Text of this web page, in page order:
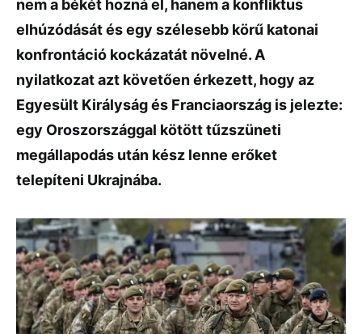
nem a békét hozná el, hanem a konfliktus
elhúzódását és egy szélesebb körű katonai
konfrontáció kockázatát növelné. A
nyilatkozat azt követően érkezett, hogy az
Egyesült Királyságés Franciaország is jelezte:
egy Oroszországgal kötött tűzszüneti
megállapodás után kész lenne erőket
telepíteni Ukrajnába.